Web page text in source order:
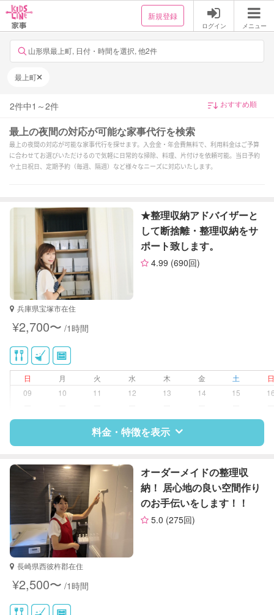
新規登録
ログイン メニュー
山形県最上町, 日付・時間を選択, 他2件
最上町
2件中1 ～2件
最上の夜間の対応が可能な家事代行を検索
最上の夜間の対応が可能な家事代行を探せます。入会金・年会費無料で、利用料金はご予算
に合わせてお選びいただけるので気軽に日常的な掃除、料理、片付けを依頼可能。当日予約
や土日祝日、定期予約（毎週、隔週）など様々なニーズに対応いたします。
★整理収納アドバイザーと
して断捨離・整理収納をサ
ポート致します。
4.99 (690回)
兵庫県宝塚市在住
¥2,700〜 /1時間
日 月 火 水 木 金 土
09
10 11 12 13 14 15
料金・特徴を表示
特徴 料金 レビュー
サポートの特徴
資格
オーダーメイドの整理収
納！ 居心地の良い空間作り
のお手伝いをします！！
5.0 (275回)
長崎県西彼杵郡在住
¥2,500〜 /1時間